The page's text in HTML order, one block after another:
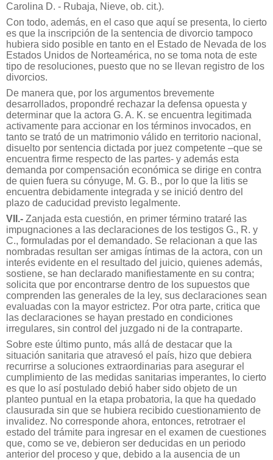
Carolina D. - Rubaja, Nieve, ob. cit.).
Con todo, además, en el caso que aquí se presenta, lo cierto
es que la inscripción de la sentencia de divorcio tampoco
hubiera sido posible en tanto en el Estado de Nevada de los
Estados Unidos de Norteamérica, no se toma nota de este
tipo de resoluciones, puesto que no se llevan registro de los
divorcios.
De manera que, por los argumentos brevemente
desarrollados, propondré rechazar la defensa opuesta y
determinar que la actora G. A. K. se encuentra legitimada
activamente para accionar en los términos invocados, en
tanto se trató de un matrimonio válido en territorio nacional,
disuelto por sentencia dictada por juez competente –que se
encuentra firme respecto de las partes- y además esta
demanda por compensación económica se dirige en contra
de quien fuera su cónyuge, M. G. B., por lo que la litis se
encuentra debidamente integrada y se inició dentro del
plazo de caducidad previsto legalmente.
VII.- Zanjada esta cuestión, en primer término trataré las
impugnaciones a las declaraciones de los testigos G., R. y
C., formuladas por el demandado. Se relacionan a que las
nombradas resultan ser amigas íntimas de la actora, con un
interés evidente en el resultado del juicio, quienes además,
sostiene, se han declarado manifiestamente en su contra;
solicita que por encontrarse dentro de los supuestos que
comprenden las generales de la ley, sus declaraciones sean
evaluadas con la mayor estrictez. Por otra parte, critica que
las declaraciones se hayan prestado en condiciones
irregulares, sin control del juzgado ni de la contraparte.
Sobre este último punto, más allá de destacar que la
situación sanitaria que atravesó el país, hizo que debiera
recurrirse a soluciones extraordinarias para asegurar el
cumplimiento de las medidas sanitarias imperantes, lo cierto
es que lo así postulado debió haber sido objeto de un
planteo puntual en la etapa probatoria, la que ha quedado
clausurada sin que se hubiera recibido cuestionamiento de
invalidez. No corresponde ahora, entonces, retrotraer el
estado del trámite para ingresar en el examen de cuestiones
que, como se ve, debieron ser deducidas en un periodo
anterior del proceso y que, debido a la ausencia de un